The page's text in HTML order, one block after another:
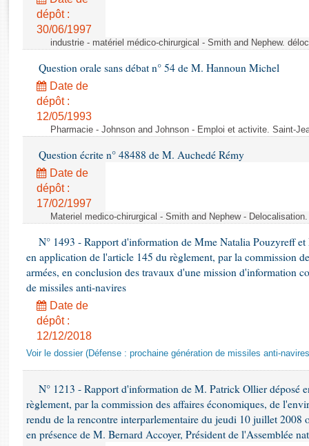
Rapports d'enquête
Rapports législatifs
Dossiers législatifs
Budget et sécurité sociale
Questions écrites et orales
dépôt :
30/06/1997
industrie - matériel médico-chirurgical - Smith and Nephew.
Question orale sans débat n° 54 de M. Hannoun Michel
Date de
dépôt :
12/05/1993
Pharmacie - Johnson and Johnson - Emploi et activite. Saint-
Question écrite n° 48488 de M. Auchedé Rémy
Date de
dépôt :
17/02/1997
Materiel medico-chirurgical - Smith and Nephew -
N° 1493 - Rapport d'information de Mme Natalia Pouzyreff
en application de l'article 145 du règlement, par la commission
armées, en conclusion des travaux d'une mission d'information
de missiles anti-navires
Date de
dépôt :
12/12/2018
Voir le dossier (Défense : prochaine génération de missiles anti-
N° 1213 - Rapport d'information de M. Patrick Ollier déposé
règlement, par la commission des affaires économiques, de
rendu de la rencontre interparlementaire du jeudi 10 juillet 2008
en présence de M. Bernard Accoyer, Président de l'Assemblée